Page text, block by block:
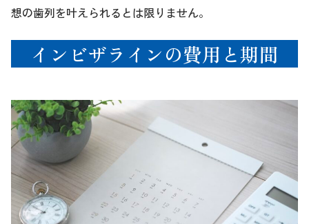
想の歯列を叶えられるとは限りません。
インビザラインの費用と期間